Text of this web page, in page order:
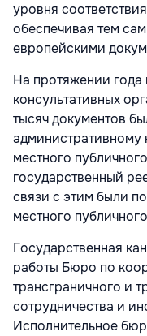
уровня
обеспечивая тем
европейскими
На протяжении года
консультативных
тысяч документов
административному
местного
государственный
связи с этим были
местного
Государственная
работы Бюро по
трансграничного и
сотрудничества и
Исполнительное